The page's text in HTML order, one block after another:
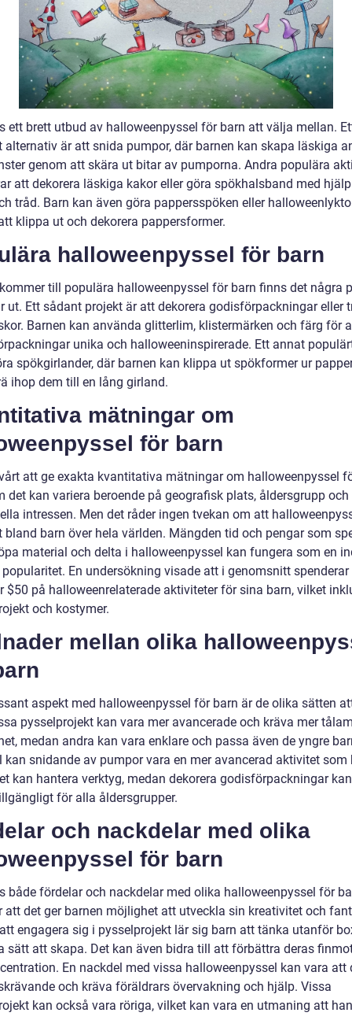
ett brett utbud av halloweenpyssel för barn att välja mellan.
alternativ är att snida pumpor, där barnen kan skapa läskiga
genom att skära ut bitar av pumporna. Andra populära
att dekorera läskiga kakor eller göra spökhalsband med
tråd. Barn kan även göra pappersspöken eller
klippa ut och dekorera pappersformer.
halloweenpyssel för barn
till populära halloweenpyssel för barn finns det några
ut. Ett sådant projekt är att dekorera godisförpackningar eller
Barnen kan använda glitterlim, klistermärken och färg för
unika och halloweeninspirerade. Ett annat
spökgirlander, där barnen kan klippa ut spökformer ur
ihop dem till en lång girland.
mätningar om
för barn
att ge exakta kvantitativa mätningar om halloweenpyssel
det kan variera beroende på geografisk plats, åldersgrupp och
intressen. Men det råder ingen tvekan om att
bland barn över hela världen. Mängden tid och pengar som
material och delta i halloweenpyssel kan fungera som en
En undersökning visade att i genomsnitt spenderar
$50 på halloweenrelaterade aktiviteter för sina barn, vilket
och kostymer.
mellan olika
aspekt med halloweenpyssel för barn är de olika sätten
pysselprojekt kan vara mer avancerade och kräva mer
medan andra kan vara enklare och passa även de yngre
kan snidande av pumpor vara en mer avancerad aktivitet som
kan hantera verktyg, medan dekorera godisförpackningar
för alla åldersgrupper.
och nackdelar med olika
för barn
både fördelar och nackdelar med olika halloweenpyssel för
att det ger barnen möjlighet att utveckla sin kreativitet och
engagera sig i pysselprojekt lär sig barn att tänka utanför
sätt att skapa. Det kan även bidra till att förbättra deras
En nackdel med vissa halloweenpyssel kan vara att
och kräva föräldrars övervakning och hjälp. Vissa
kan också vara röriga, vilket kan vara en utmaning att